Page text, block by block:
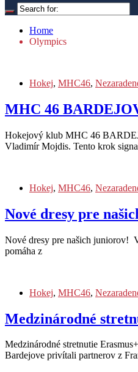
Home
Olympics
Hokej, MHC46,
MHC 46
Hokejový klub MHC 46
Vladimír Mojdis. Tento krok
Hokej, MHC46,
Nové dresy pre
Nové dresy pre našich juniorov!
pomáha z
Hokej, MHC46,
Medzinárodné
Medzinárodné stretnutie
Bardejove privítali partnerov z